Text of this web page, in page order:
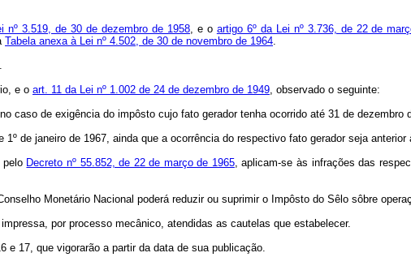
nº 3.519, de 30 de dezembro de 1958, e o artigo 6º da Lei nº 3.736, de 22 de
Tabela anexa à Lei nº 4.502, de 30 de novembro de 1964.
e o art. 11 da Lei nº 1.002 de 24 de dezembro de 1949, observado o seguinte:
caso de exigência do impôsto cujo fato gerador tenha ocorrido até 31 de dezembro
de janeiro de 1967, ainda que a ocorrência do respectivo fato gerador seja
pelo Decreto nº 55.852, de 22 de março de 1965, aplicam-se às infrações das
Monetário Nacional poderá reduzir ou suprimir o Impôsto do Sêlo sôbre
por processo mecânico, atendidas as cautelas que estabelecer.
e 17, que vigorarão a partir da data de sua publicação.